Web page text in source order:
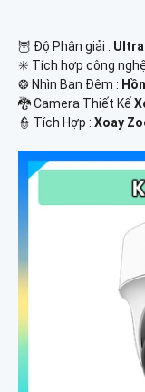
🦉 Độ Phân giải : Ultra
✳️ Tích hợp công
❂ Nhìn Ban Đêm :
🐉️ Camera Thiết Kế
️👮 Tích Hợp : Xoay